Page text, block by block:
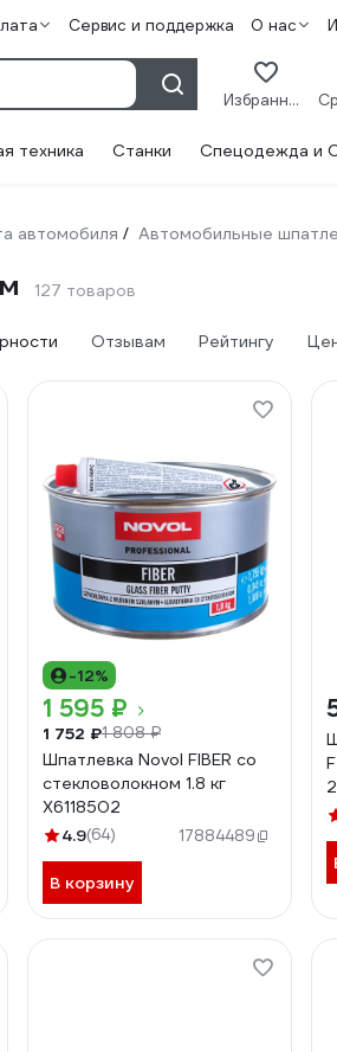
Сервис и поддержка О нас
Избранное
техника Станки Спецодежда и
автомобиля / Автомобильные
127 товаров
Отзывам Рейтингу
-12%
1 595 ₽
1 752 ₽1 808 ₽
Шпатлевка Novol FIBER со
стекловолокном 1.8 кг
X6118502
4.9(64) 17884489
В корзину